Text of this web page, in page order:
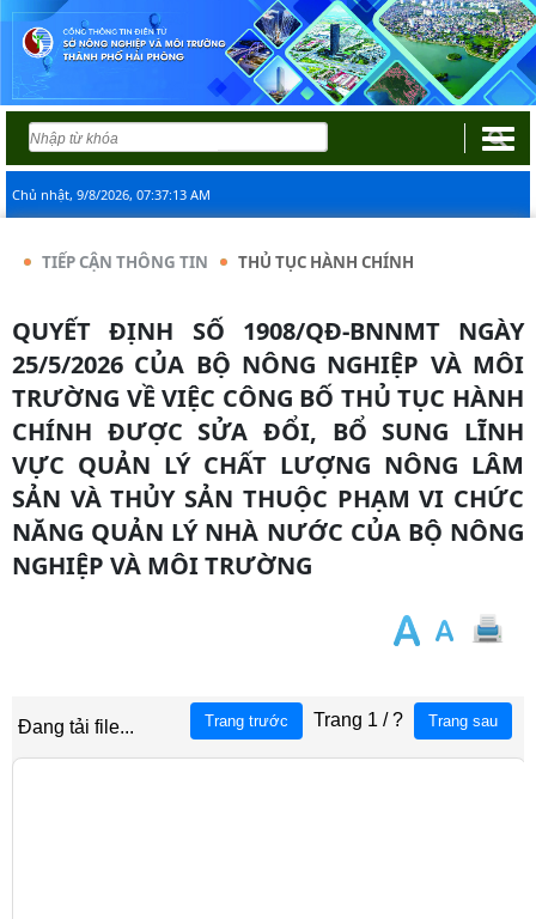
Chủ nhật, 9/8/2026, 07:37:13 AM
TIẾP CẬN THÔNG TIN THỦ TỤC HÀNH CHÍNH
QUYẾT ĐỊNH SỐ 1908/QĐ-BNNMT NGÀY
25/5/2026 CỦA BỘ NÔNG NGHIỆP VÀ MÔI
TRƯỜNG VỀ VIỆC CÔNG BỐ THỦ TỤC HÀNH
CHÍNH ĐƯỢC SỬA ĐỔI, BỔ SUNG LĨNH
VỰC QUẢN LÝ CHẤT LƯỢNG NÔNG LÂM
SẢN VÀ THỦY SẢN THUỘC PHẠM VI CHỨC
NĂNG QUẢN LÝ NHÀ NƯỚC CỦA BỘ NÔNG
NGHIỆP VÀ MÔI TRƯỜNG